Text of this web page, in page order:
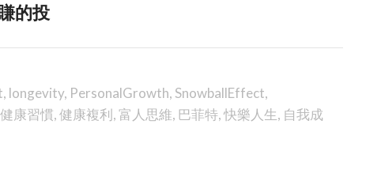
的投
, longevity, PersonalGrowth, SnowballEffect,
健康習慣,健康複利,富人思維, 巴菲特,快樂人生, 自我成